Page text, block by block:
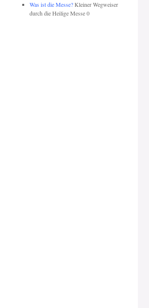
Was ist die Messe?Kleiner Wegweiser
durch die Heilige Messe 0